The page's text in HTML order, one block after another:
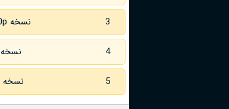
3 نسخه WEB-DL 1080p
4 نسخه WEB-DL 720p زبان اصلی
5 نسخه WEB-DL 1080p زبان اصلی